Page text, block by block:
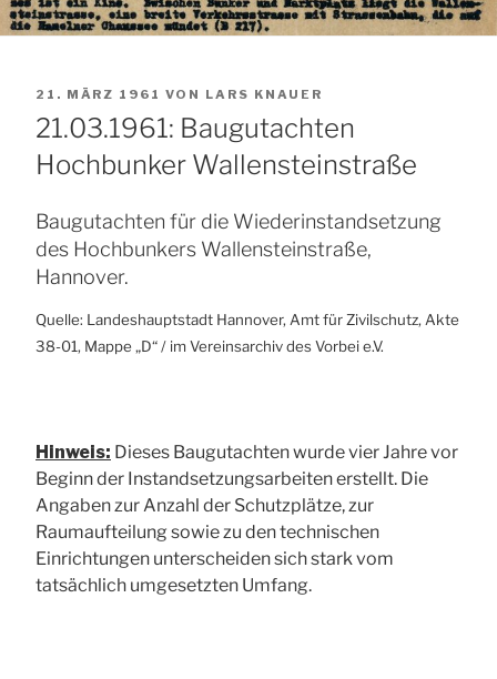
VERÖFFENTLICHT
AM
21. MÄRZ 1961 VON LARS KNAUER
21.03.1961: Baugutachten
Hochbunker Wallensteinstraße
Baugutachten für die Wiederinstandsetzung
des Hochbunkers Wallensteinstraße,
Hannover.
Quelle: Landeshauptstadt Hannover, Amt für Zivilschutz, Akte
38-01, Mappe „D“ / im Vereinsarchiv des Vorbei e.V.
Hinweis: Dieses Baugutachten wurde vier Jahre vor
Beginn der Instandsetzungsarbeiten erstellt. Die
Angaben zur Anzahl der Schutzplätze, zur
Raumaufteilung sowie zu den technischen
Einrichtungen unterscheiden sich stark vom
tatsächlich umgesetzten Umfang.